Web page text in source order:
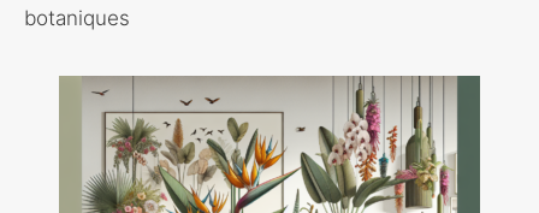
botaniques